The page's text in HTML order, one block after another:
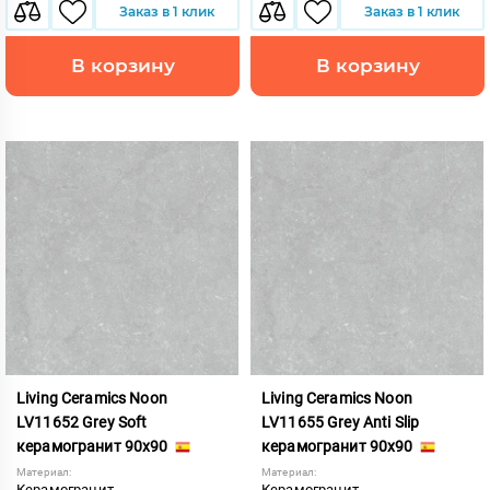
Заказ в 1 клик
В корзину
Заказ в 1 клик
В корзину
Living Ceramics Noon
LV11652 Grey Soft
керамогранит 90x90
Материал:
Living Ceramics Noon
LV11655 Grey Anti Slip
керамогранит 90x90
Материал: